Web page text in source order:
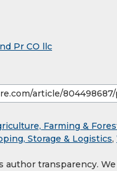
Pr CO llc
Farming &
Storage & Logistics,
author transparency.